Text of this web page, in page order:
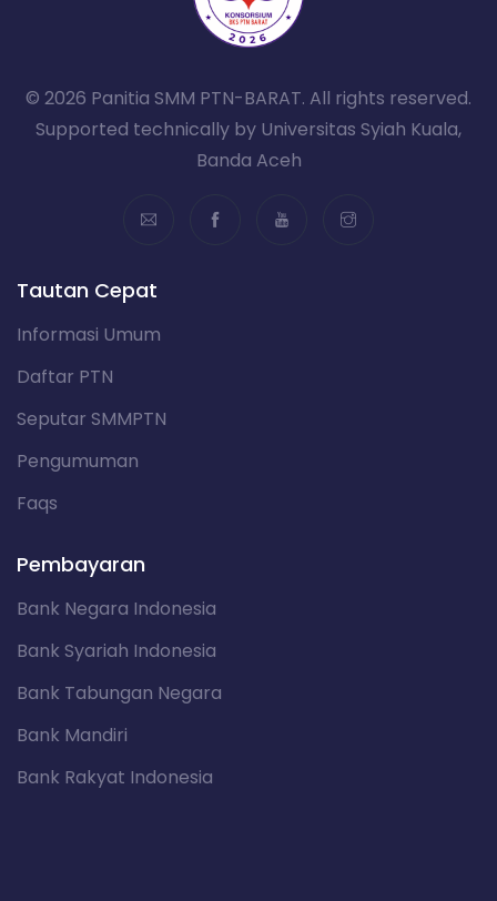
© 2026 Panitia SMM PTN-BARAT. All rights reserved.
Supported technically by Universitas Syiah Kuala,
Banda Aceh
Tautan Cepat
Informasi Umum
Daftar PTN
Seputar SMMPTN
Pengumuman
Faqs
Pembayaran
Bank Negara Indonesia
Bank Syariah Indonesia
Bank Tabungan Negara
Bank Mandiri
Bank Rakyat Indonesia